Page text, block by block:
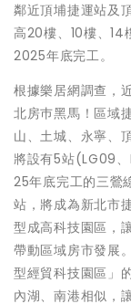
鄰近頂埔捷運站及
高20樓、10樓、14
2025年底完工。
根據樂居網調查，
北房巿黑馬！區域
山、土城、永寧、
將設有5站(LG09、
25年底完工的三鶯
站，將成為新北市
型成高科技園區，
帶動區域房市發展
型經貿科技園區」
內湖、南港相似，